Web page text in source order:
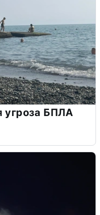
угроза БПЛА